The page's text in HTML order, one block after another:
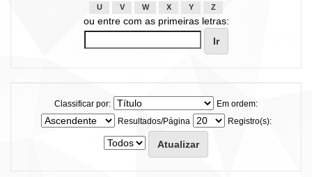
U
V W X Y Z
ou entre com as primeiras letras:
Classificar por:
Em ordem:
Resultados/Página
Registro(s):